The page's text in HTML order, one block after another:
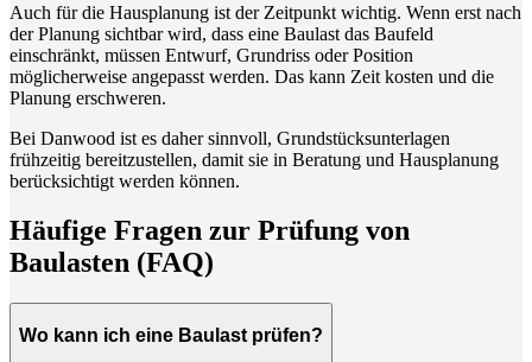
Auch für die Hausplanung ist der Zeitpunkt wichtig. Wenn erst nach
der Planung sichtbar wird, dass eine Baulast das Baufeld
einschränkt, müssen Entwurf, Grundriss oder Position
möglicherweise angepasst werden. Das kann Zeit kosten und die
Planung erschweren.
Bei Danwood ist es daher sinnvoll, Grundstücksunterlagen
frühzeitig bereitzustellen, damit sie in Beratung und Hausplanung
berücksichtigt werden können.
Häufige Fragen zur Prüfung von
Baulasten (FAQ)
Wo kann ich eine Baulast prüfen?